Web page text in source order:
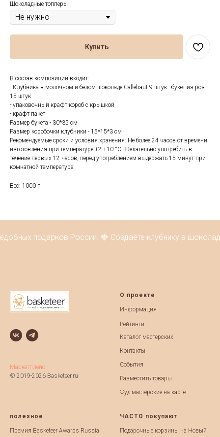
Шоколадные топперы
Купить
В состав композиции входит:
- Клубника в молочном и белом шоколаде Callebaut 9 штук - букет из роз
15 штук
- упаковочный крафт короб с крышкой
- крафт пакет
Размер букета - 30*35 см
Размер коробочки клубники - 15*15*3 см
Рекомендуемые сроки и условия хранения: Не более 24 часов от времени
изготовления при температуре +2 +10 °С. Желательно употребить в
течение первых 12 часов, перед употреблением выдержать 15 минут при
комнатной температуре.
Вес: 1000 г
подарков России. 🍓 Создаёте клубнику в
Маркетплейс
© 2019-2026 Basketeer.ru
О проекте
Информация
Рейтинги
Каталог мастерских
Контакты
События
Разместить товары
Фуд-мастерские на карте
полезное
Премия Basketeer Awards Russia
ЧАСТО покупают
Подарочные корзины на Новый